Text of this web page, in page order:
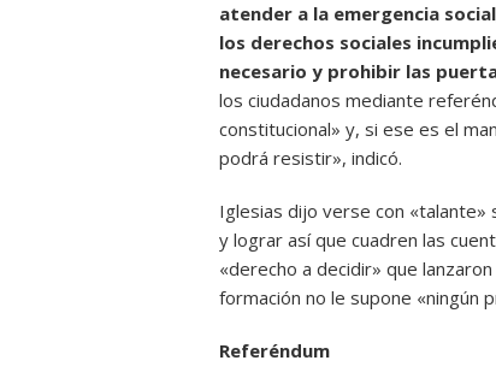
atender a la emergencia
los derechos sociales
necesario y prohibir las
los ciudadanos mediante
constitucional» y, si ese es el
podrá resistir», indicó.
Iglesias dijo verse con «talante»
y lograr así que cuadren las
«derecho a decidir» que
formación no le supone «ningún
Referéndum